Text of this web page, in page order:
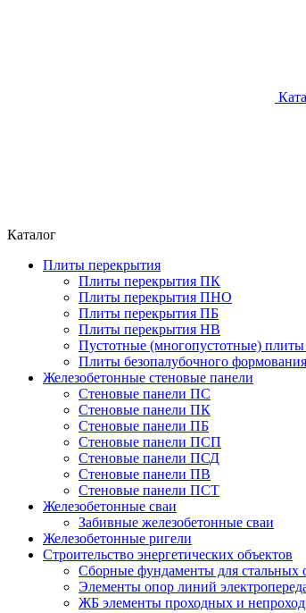
Каталог
Плиты перекрытия
Плиты перекрытия ПК
Плиты перекрытия ПНО
Плиты перекрытия ПБ
Плиты перекрытия НВ
Пустотные (многопустотные)
Плиты безопалубочного формования
Железобетонные стеновые панели
Стеновые панели ПС
Стеновые панели ПК
Стеновые панели ПБ
Стеновые панели ПСП
Стеновые панели ПСД
Стеновые панели ПВ
Стеновые панели ПСТ
Железобетонные сваи
Забивные железобетонные сваи
Железобетонные ригели
Строительство энергетических объектов
Сборные фундаменты для стальных
Элементы опор линий
ЖБ элементы проходных и